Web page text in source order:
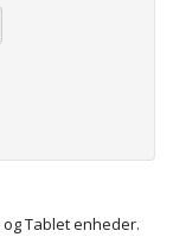
Tablet enheder.